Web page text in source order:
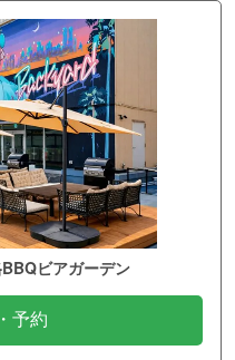
ビアガーデン
予約